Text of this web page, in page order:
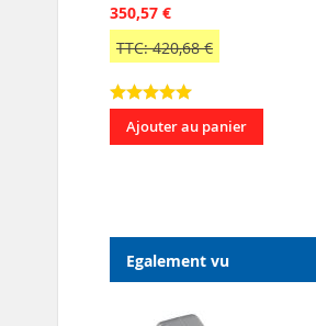
350,57 €
TTC: 420,68 €
Ajouter au panier
Egalement vu